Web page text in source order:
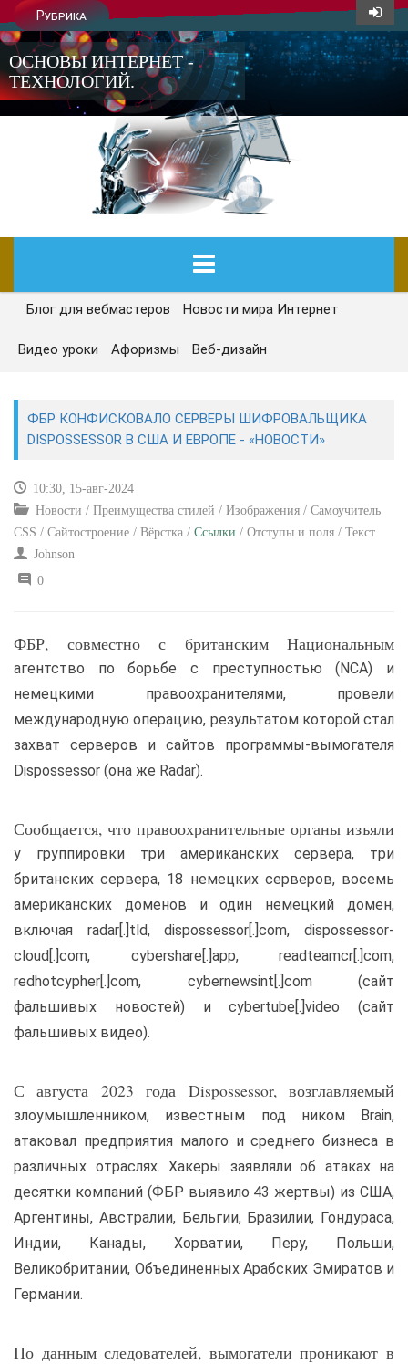
Рубрика
ОСНОВЫ ИНТЕРНЕТ -
ТЕХНОЛОГИЙ.
ГЛАВНАЯ
СЕГОДНЯ
РЕМОНТ И СОВЕТЫ
ИНТЕРНЕТ И СВЯЗЬ
УЧЕБНИК CSS
Блог для вебмастеров Новости мира Интернет
Видео уроки Афоризмы Веб-дизайн
ФБР КОНФИСКОВАЛО СЕРВЕРЫ ШИФРОВАЛЬЩИКА
DISPOSSESSOR В США И ЕВРОПЕ - «НОВОСТИ»
10:30, 15-авг-2024
Новости / Преимущества стилей / Изображения / Самоучитель
CSS / Сайтостроение / Вёрстка / Ссылки / Отступы и поля / Текст
Johnson
0
ФБР, совместно с британским Национальным
агентство по борьбе с преступностью (NCA) и
немецкими правоохранителями, провели
международную операцию, результатом которой стал
захват серверов и сайтов программы-вымогателя
Dispossessor (она же Radar).
Сообщается, что правоохранительные органы изъяли
у группировки три американских сервера, три
британских сервера, 18 немецких серверов, восемь
американских доменов и один немецкий домен,
включая radar[.]tld, dispossessor[.]com, dispossessor-
cloud[.]com, cybershare[.]app, readteamcr[.]com,
redhotcypher[.]com, cybernewsint[.]com (сайт
фальшивых новостей) и cybertube[.]video (сайт
фальшивых видео).
С августа 2023 года Dispossessor, возглавляемый
злоумышленником, известным под ником Brain,
атаковал предприятия малого и среднего бизнеса в
различных отраслях. Хакеры заявляли об атаках на
десятки компаний (ФБР выявило 43 жертвы) из США,
Аргентины, Австралии, Бельгии, Бразилии, Гондураса,
Индии, Канады, Хорватии, Перу, Польши,
Великобритании, Объединенных Арабских Эмиратов и
Германии.
По данным следователей, вымогатели проникают в